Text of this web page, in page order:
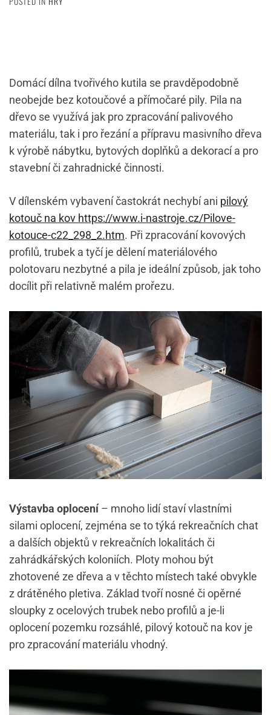
Domácí dílna tvořivého kutila se pravděpodobně
neobejde bez kotoučové a přímočaré pily. Pila na
dřevo se využívá jak pro zpracování palivového
materiálu, tak i pro řezání a přípravu masivního dřeva
k výrobě nábytku, bytových doplňků a dekorací a pro
stavební či zahradnické činnosti.
V dílenském vybavení častokrát nechybí ani pilový
kotouč na kov https://www.i-nastroje.cz/Pilove-
kotouce-c22_298_2.htm. Při zpracování kovových
profilů, trubek a tyčí je dělení materiálového
polotovaru nezbytné a pila je ideální způsob, jak toho
docílit při relativně malém prořezu.
Výstavba oplocení – mnoho lidí staví vlastními
silami oplocení, zejména se to týká rekreačních chat
a dalších objektů v rekreačních lokalitách či
zahrádkářských koloniích. Ploty mohou být
zhotovené ze dřeva a v těchto místech také obvykle
z drátěného pletiva. Základ tvoří nosné či opěrné
sloupky z ocelových trubek nebo profilů a je-li
oplocení pozemku rozsáhlé, pilový kotouč na kov je
pro zpracování materiálu vhodný.